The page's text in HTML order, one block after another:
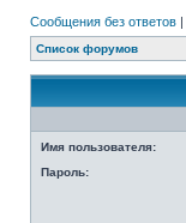
Сообщения без ответов |
Список форумов
Имя пользователя:
Пароль: